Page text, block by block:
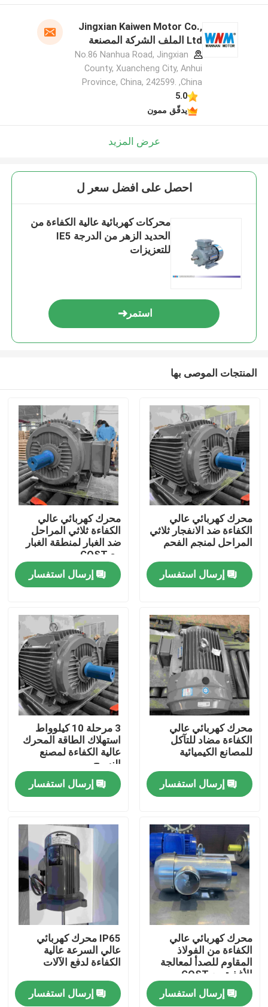
بيت
منتجات
أشرطة فيديو
معلومات عنا
رقابة جودة
اتصل بنا
اطلب اقتباس
محرك كهربائي عالي الكفاءة
محركات كهربائية أحادية الطور
Jingxian Kaiwen Motor Co.,
Ltd الملف الشركة المصنعة
No.86 Nanhua Road, Jingxian
County, Xuancheng City, Anhui
Province, China, 242599. ,China
5.0
يدقّق ممون
عرض المزيد
احصل على افضل سعر ل
محركات كهربائية عالية الكفاءة من
الحديد الزهر من الدرجة IE5
للتعزيزات
استمر
المنتجات الموصى بها
محرك كهربائي عالي
الكفاءة ضد الانفجار ثلاثي
المراحل لمنجم الفحم
إرسال استفسار
محرك كهربائي عالي
الكفاءة ثلاثي المراحل
ضد الغبار لمنطقة الغبار
مع GOST
إرسال استفسار
محرك كهربائي عالي
الكفاءة مضاد للتآكل
للمصانع الكيميائية
إرسال استفسار
3 مرحلة 10 كيلوواط
استهلاك الطاقة المحرك
عالية الكفاءة لمصنع
النسيج
إرسال استفسار
محرك كهربائي عالي
الكفاءة من الفولاذ
المقاوم للصدأ لمعالجة
الأغذية مع GOST
إرسال استفسار
IP65 محرك كهربائي
عالي السرعة عالية
الكفاءة لدفع الآلات
إرسال استفسار